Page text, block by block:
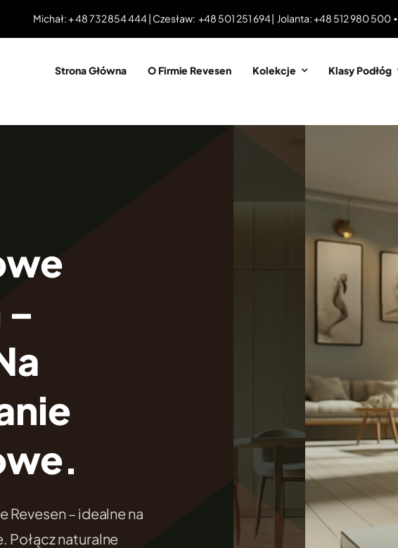
Michał: + 48 732 854 444 | Czesław: +48 501 251 694 | Jolanta: +48 512 980 500 ▪
Strona Główna O Firmie Revesen Kolekcje Klasy Podłóg
–
Revesen – idealne na
Połącz naturalne